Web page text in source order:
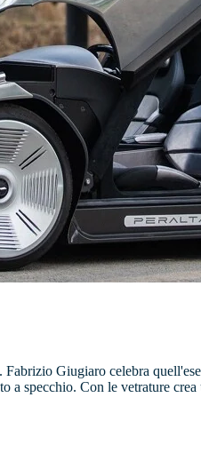
Giugiaro celebra
a specchio. Con le vetrature